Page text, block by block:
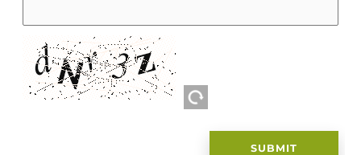
SUBMIT